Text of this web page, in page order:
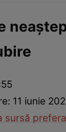
11 iunie
sursă